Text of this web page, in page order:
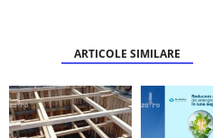
ARTICOLE SIMILARE